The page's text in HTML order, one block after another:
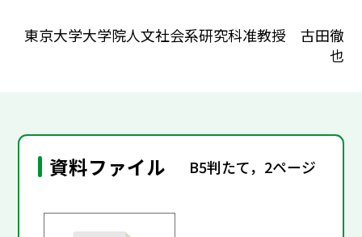
東京大学大学院人文社会系研究科准教授 古田徹
也
資料ファイル B5判たて，2ページ